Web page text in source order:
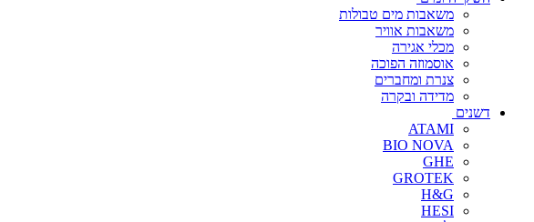
משאבות מים טבולות
משאבות אוויר
מכלי אגירה
אוסמוזה הפוכה
צנרת ומחברים
מדידה ובקרה
דשנים
ATAMI
BIO NOVA
GHE
GROTEK
H&G
HESI